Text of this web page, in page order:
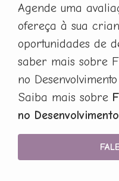
Agende uma
ofereça à sua
oportunidades de
saber mais sobre
no
Saiba mais sobre
no